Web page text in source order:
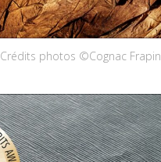
Crédits photos ©Cognac Frapin